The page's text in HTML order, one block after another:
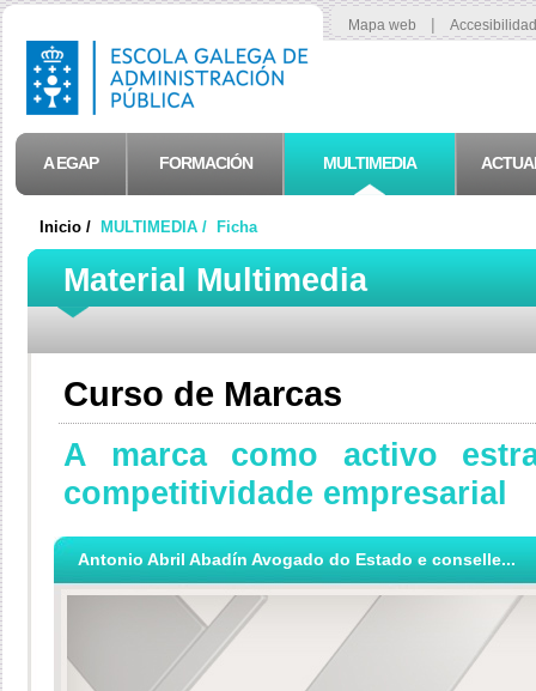
Mapa web |
A EGAP FORMACIÓN MULTIMEDIA
Inicio / MULTIMEDIA / Ficha
Material Multimedia
Curso de Marcas
A marca como activo
competitividade empresarial
Antonio Abril Abadín Avogado do Estado e conselle...